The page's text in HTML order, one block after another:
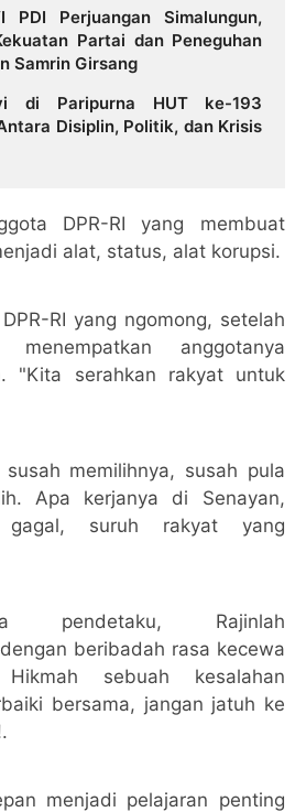
PDI Perjuangan Simalungun,
Partai dan Peneguhan
Samrin Girsang
di Paripurna HUT ke-193
DPR-RI yang membuat
alat, status, alat korupsi.
RI yang ngomong, setelah
anggotanya
"Kita serahkan rakyat untuk
memilihnya, susah pula
Apa kerjanya di Senayan,
gagal, suruh rakyat yang
pendetaku, Rajinlah
beribadah rasa kecewa
sebuah kesalahan
bersama, jangan jatuh ke
menjadi pelajaran penting